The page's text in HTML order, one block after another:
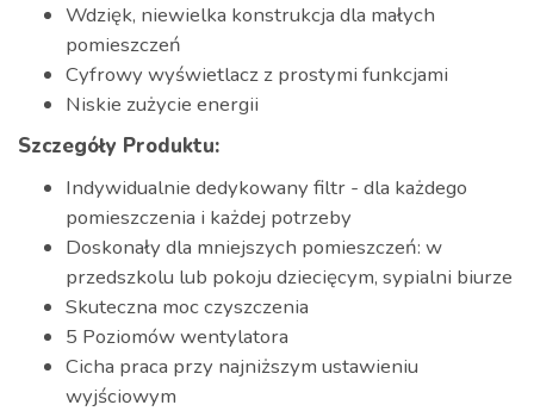
Wdzięk, niewielka konstrukcja dla małych
pomieszczeń
Cyfrowy wyświetlacz z prostymi funkcjami
Niskie zużycie energii
Szczegóły Produktu:
Indywidualnie dedykowany filtr - dla każdego
pomieszczenia i każdej potrzeby
Doskonały dla mniejszych pomieszczeń: w
przedszkolu lub pokoju dziecięcym, sypialni biurze
Skuteczna moc czyszczenia
5 Poziomów wentylatora
Cicha praca przy najniższym ustawieniu
wyjściowym